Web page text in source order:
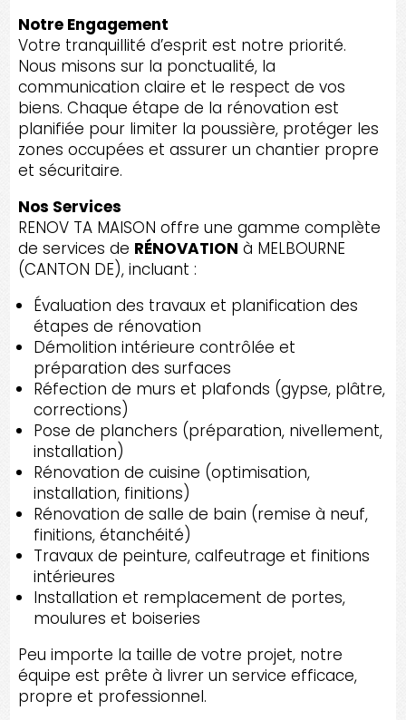
Notre Engagement
Votre tranquillité d’esprit est notre priorité.
Nous misons sur la ponctualité, la
communication claire et le respect de vos
biens. Chaque étape de la rénovation est
planifiée pour limiter la poussière, protéger les
zones occupées et assurer un chantier propre
et sécuritaire.
Nos Services
RENOV TA MAISON offre une gamme complète
de services de RÉNOVATION à MELBOURNE
(CANTON DE), incluant :
Évaluation des travaux et planification des
étapes de rénovation
Démolition intérieure contrôlée et
préparation des surfaces
Réfection de murs et plafonds (gypse, plâtre,
corrections)
Pose de planchers (préparation, nivellement,
installation)
Rénovation de cuisine (optimisation,
installation, finitions)
Rénovation de salle de bain (remise à neuf,
finitions, étanchéité)
Travaux de peinture, calfeutrage et finitions
intérieures
Installation et remplacement de portes,
moulures et boiseries
Peu importe la taille de votre projet, notre
équipe est prête à livrer un service efficace,
propre et professionnel.